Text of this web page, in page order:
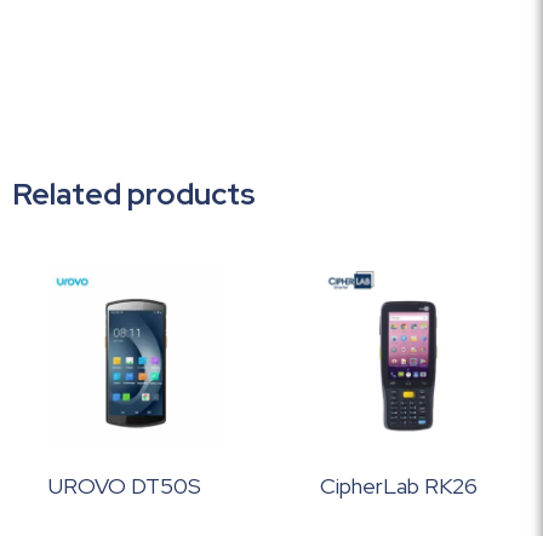
Related products
UROVO DT50S CipherLab RK26